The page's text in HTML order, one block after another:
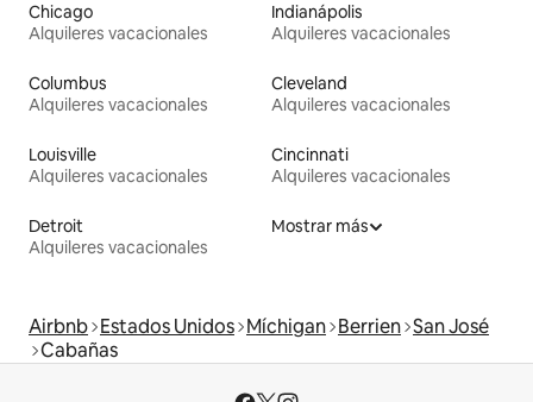
Chicago
Alquileres vacacionales
Indianápolis
Alquileres vacacionales
Columbus
Alquileres vacacionales
Cleveland
Alquileres vacacionales
Louisville
Alquileres vacacionales
Cincinnati
Alquileres vacacionales
Detroit
Alquileres vacacionales
Mostrar más
Airbnb Estados Unidos Míchigan Berrien San José
Cabañas